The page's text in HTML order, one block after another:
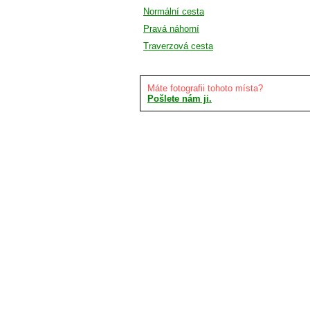
Normální cesta
Pravá náhorní
Traverzová cesta
Máte fotografii tohoto místa?
Pošlete nám ji.